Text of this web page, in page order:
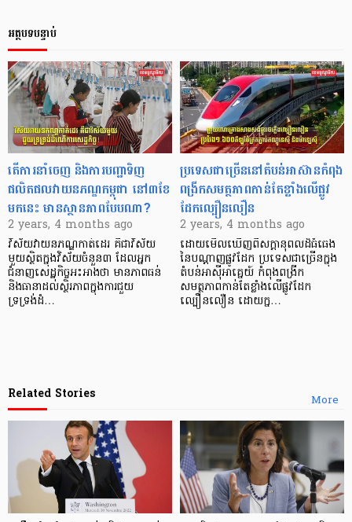
អត្ថបទបន្ទាប់
តើការនាំចេញ និងការបញ្ជាទិញ
ផលិតផលវាយនភណ្ឌកម្ពុជា នៅ៣ខែ
មកនេះ មានស្ថានភាពបែបណា?
2 years, 4 months ago
វិស័យវាយនភណ្ឌកាត់ដេរ គឺជាវិស័យ
មួយស្ថិតក្នុងវិស័យចំនួន៣ ដែលអ្នក
ជំនាញសេដ្ឋកិច្ចអះអាងថា មានភាពធន់
និងធានាដល់ស្ថិរភាពក្នុងការជួយ
ទ្រទ្រង់ដំ…
ប្រទេសជាច្រើននៅតំបន់អាស៊ានកំពុង
ពង្រីកសមត្ថភាពកាន់តែខ្លាំងលើផ្លូវ
ដែកល្បឿនលឿន
2 years, 4 months ago
ដោយមើលឃើញពីសក្ដានុពលដ៏ធំធេង
នៃបណ្ដាញផ្លូវដែក ប្រទេសជាច្រើនក្នុង
តំបន់អាស៊ីអាគ្នេយ៍ កំពុងពង្រីក
សមត្ថភាពកាន់តែខ្លាំងលើផ្លូវដែក
ល្បឿនលឿន ដោយក្ន…
More
Related Stories